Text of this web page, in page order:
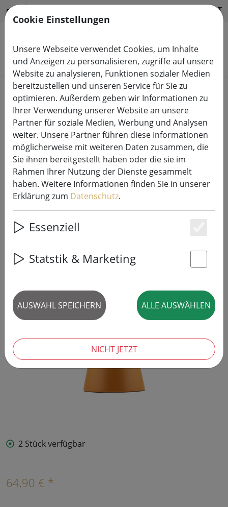
DE HILFE & SUPPORT
Produkte suchen
Start Leuchtdeko Leuchtdekoration Innen
HomeBound by KY LED Akku
Tischleuchte Mush
batteriebetrieben 26 cm ocker
2 Stück verfügbar
64,90 € *
Cookie Einstellungen
Unsere Webseite verwendet Cookies, um Inhalte
und Anzeigen zu personalisieren, zugriffe auf unsere
Website zu analysieren, Funktionen sozialer Medien
bereitzustellen und unseren Service für Sie zu
optimieren. Außerdem geben wir Informationen zu
Ihrer Verwendung unserer Website an unsere
Partner für soziale Medien, Werbung und Analysen
weiter. Unsere Partner führen diese Informationen
möglicherweise mit weiteren Daten zusammen, die
Sie ihnen bereitgestellt haben oder die sie im
Rahmen Ihrer Nutzung der Dienste gesammelt
haben. Weitere Informationen finden Sie in unserer
Erklärung zum Datenschutz.
Essenziell
Statstik & Marketing
AUSWAHL SPEICHERN ALLE AUSWÄHLEN
NICHT JETZT